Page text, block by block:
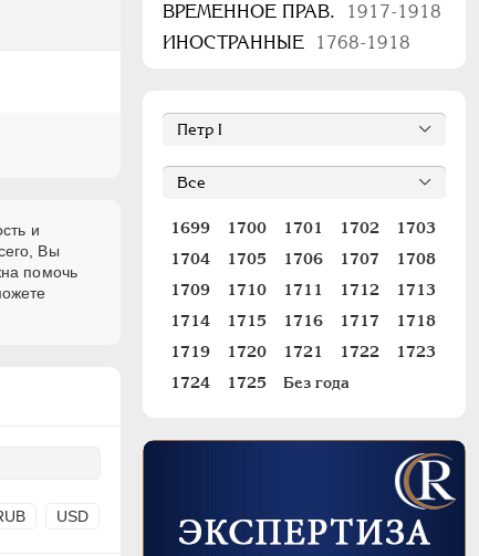
и
Вы
помочь
USD
ВРЕМЕННОЕ ПРАВ.
1917-1918
ИНОСТРАННЫЕ
1768-1918
1699 1700 1701 1702
1703
1704
1705 1706 1707
1708
1709
1710 1711 1712
1713
1714
1715 1716 1717
1718
1719
1720 1721 1722
1723
1724
1725 Без года